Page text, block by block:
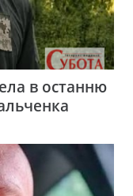
в останню